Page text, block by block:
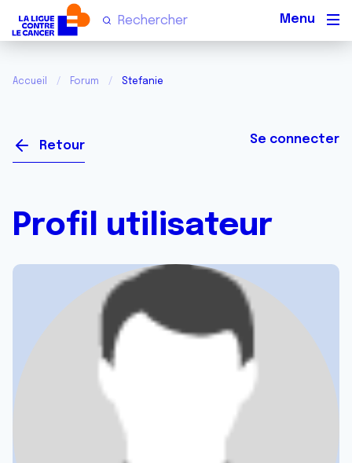
Accueil Forum Stefanie
Retour Se connecter
Profil utilisateur